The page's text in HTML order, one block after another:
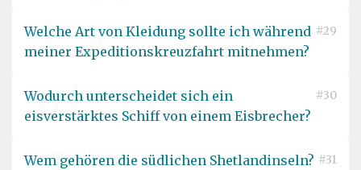
Welche Art von Kleidung sollte ich während
meiner Expeditionskreuzfahrt mitnehmen?
#29
Wodurch unterscheidet sich ein
eisverstärktes Schiff von einem Eisbrecher?
#30
Wem gehören die südlichen Shetlandinseln? #31